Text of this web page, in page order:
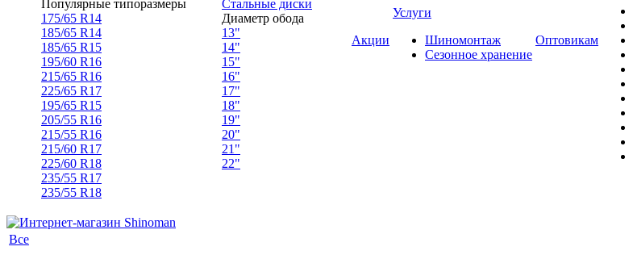
Популярные типоразмеры
175/65 R14
185/65 R14
185/65 R15
195/60 R16
215/65 R16
225/65 R17
195/65 R15
205/55 R16
215/55 R16
215/60 R17
225/60 R18
235/55 R17
235/55 R18
Стальные диски
Диаметр обода
13"
14"
15"
16"
17"
18"
19"
20"
21"
22"
Акции
Услуги
Шиномонтаж
Сезонное хранение
Оптовикам
Все